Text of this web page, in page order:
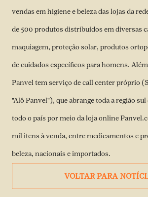
vendas em higiene e beleza das lojas da
de 500 produtos distribuídos em diversas
maquiagem, proteção solar, produtos
de cuidados específicos para homens.
Panvel tem serviço de call center próprio
"Alô Panvel"), que abrange toda a região
todo o país por meio da loja online
mil itens à venda, entre medicamentos e
beleza, nacionais e importados.
VOLTAR PARA